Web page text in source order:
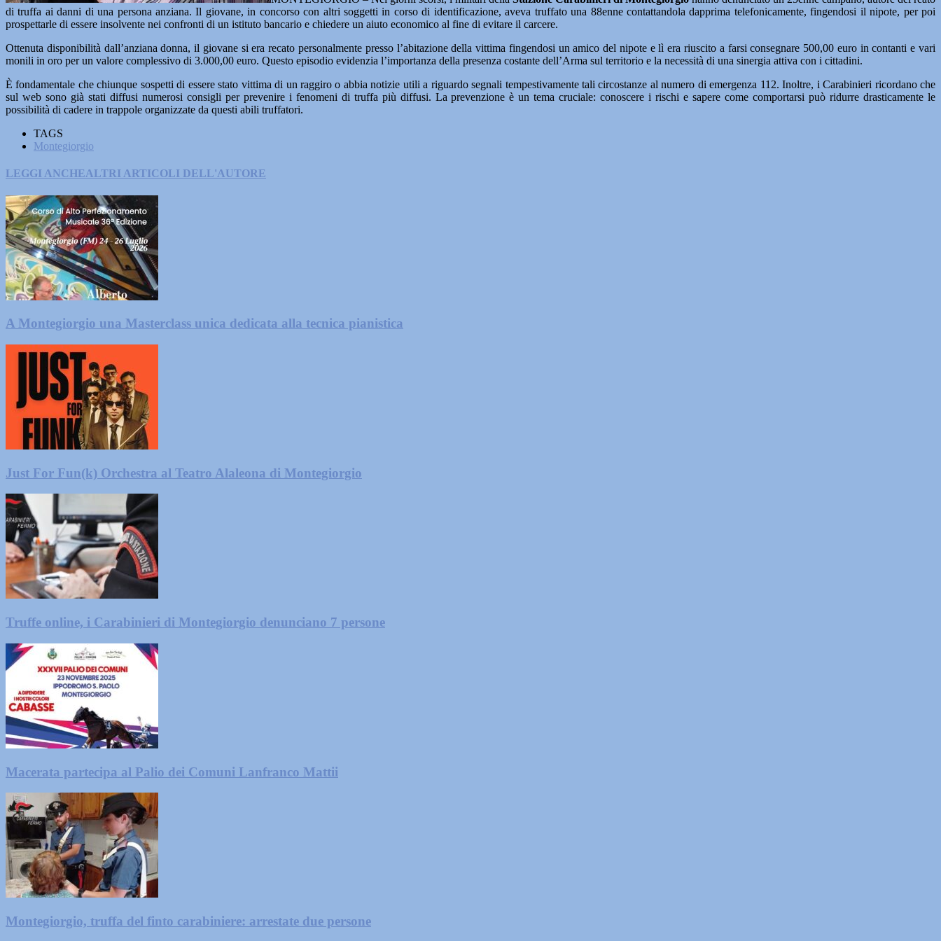
di truffa ai danni di una persona anziana. Il giovane, in concorso con altri soggetti in corso di identificazione, aveva truffato una 88enne contattandola dapprima telefonicamente, fingendosi il nipote, per poi
prospettarle di essere insolvente nei confronti di un istituto bancario e chiedere un aiuto economico al fine di evitare il carcere.
Ottenuta disponibilità dall’anziana donna, il giovane si era recato personalmente presso l’abitazione della vittima fingendosi un amico del nipote e lì era riuscito a farsi consegnare 500,00 euro in contanti e vari
monili in oro per un valore complessivo di 3.000,00 euro. Questo episodio evidenzia l’importanza della presenza costante dell’Arma sul territorio e la necessità di una sinergia attiva con i cittadini.
È fondamentale che chiunque sospetti di essere stato vittima di un raggiro o abbia notizie utili a riguardo segnali tempestivamente tali circostanze al numero di emergenza 112. Inoltre, i Carabinieri ricordano che
sul web sono già stati diffusi numerosi consigli per prevenire i fenomeni di truffa più diffusi. La prevenzione è un tema cruciale: conoscere i rischi e sapere come comportarsi può ridurre drasticamente le
possibilità di cadere in trappole organizzate da questi abili truffatori.
TAGS
Montegiorgio
LEGGI ANCHEALTRI ARTICOLI DELL'AUTORE
A Montegiorgio una Masterclass unica dedicata alla tecnica pianistica
Just For Fun(k) Orchestra al Teatro Alaleona di Montegiorgio
Truffe online, i Carabinieri di Montegiorgio denunciano 7 persone
Macerata partecipa al Palio dei Comuni Lanfranco Mattii
Montegiorgio, truffa del finto carabiniere: arrestate due persone